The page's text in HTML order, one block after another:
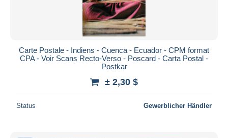
Carte Postale - Indiens - Cuenca - Ecuador - CPM format
CPA - Voir Scans Recto-Verso - Poscard - Carta Postal -
Postkar
± 2,30 $
Status Gewerblicher Händler